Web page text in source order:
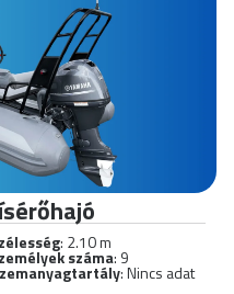
: 2.10 m
száma: 9
: Nincs adat